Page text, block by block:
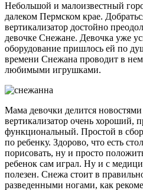
Небольшой и малоизвестный
далеком Пермском крае.
вертикализатор достойно
девочке Снежане. Девочка уже
оборудование пришлось ей по
времени Снежана проводит в
любимыми игрушками.
Мама девочки делится
вертикализатор очень хороший,
функциональный. Простой в
по ребенку. Здорово, что есть
порисовать, ну и просто
ребенок сам играл. Ну и с
полезен. Снежа стоит в
разведенными ногами, как